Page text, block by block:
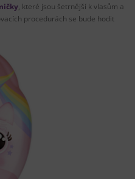
, které jsou šetrnější k vlasům a
procedurách se bude hodit